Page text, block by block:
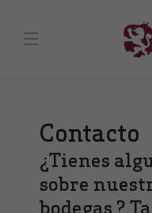
Contacto
¿Tienes
sobre
bodegas ?